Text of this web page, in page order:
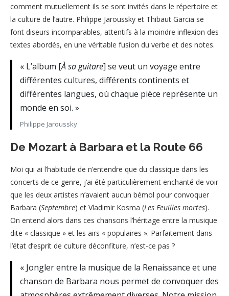
comment mutuellement ils se sont invités dans le répertoire et
la culture de l’autre. Philippe Jaroussky et Thibaut Garcia se
font diseurs incomparables, attentifs à la moindre inflexion des
textes abordés, en une véritable fusion du verbe et des notes.
« L’album [À sa guitare] se veut un voyage entre
différentes cultures, différents continents et
différentes langues, où chaque pièce représente un
monde en soi. »
Philippe Jaroussky
De Mozart à Barbara et la Route 66
Moi qui ai l’habitude de n’entendre que du classique dans les
concerts de ce genre, j’ai été particulièrement enchanté de voir
que les deux artistes n’avaient aucun bémol pour convoquer
Barbara (Septembre) et Vladimir Kosma (Les Feuilles mortes).
On entend alors dans ces chansons l’héritage entre la musique
dite « classique » et les airs « populaires ». Parfaitement dans
l’état d’esprit de culture déconfiture, n’est-ce pas ?
« Jongler entre la musique de la Renaissance et une
chanson de Barbara nous permet de convoquer des